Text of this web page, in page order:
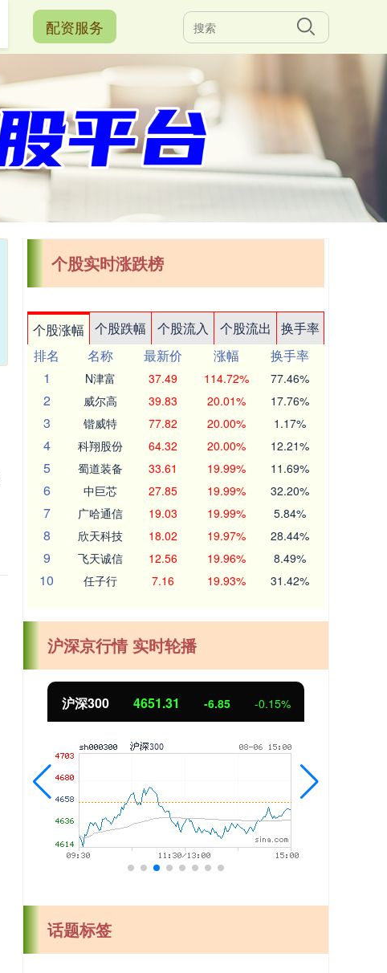
配资服务
个股实时涨跌榜
个股涨幅 个股跌幅 个股流入 个股流出
换手率
排名
名称 最新价 涨幅
换手率
1
N津富 37.49 114.72% 77.46%
2 威尔高 39.83 20.01% 17.76%
3 锴威特 77.82 20.00% 1.17%
4 科翔股份 64.32 20.00% 12.21%
5 蜀道装备 33.61 19.99% 11.69%
6 中巨芯 27.85 19.99% 32.20%
7 广哈通信 19.03 19.99% 5.84%
8 欣天科技 18.02 19.97% 28.44%
9 飞天诚信 12.56 19.96% 8.49%
10 任子行 7.16 19.93% 31.42%
沪深京行情 实时轮播
北证50 1122.88 3.42 0.30%
话题标签